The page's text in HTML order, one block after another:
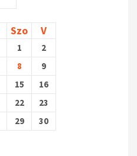
Szo V
1
2
8
9
15
16
22
23
29
30